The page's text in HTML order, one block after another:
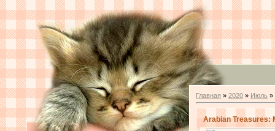
Главная » 2020 » Июль »
Arabian Treasures: